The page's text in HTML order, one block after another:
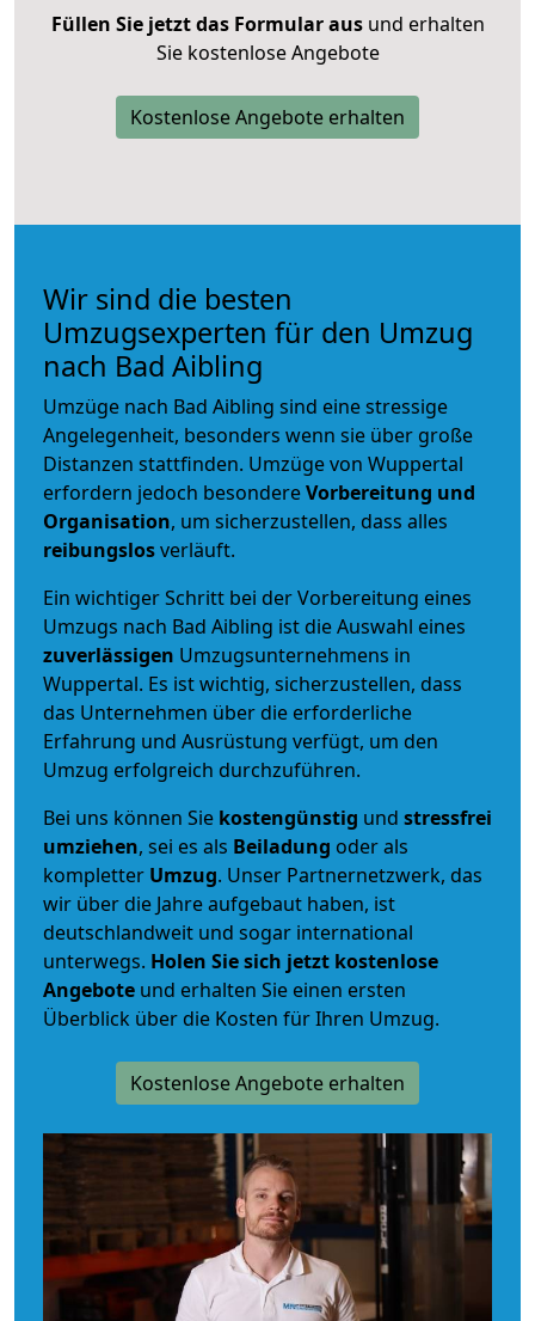
Füllen Sie jetzt das Formular ausund erhalten
Sie kostenlose Angebote
Kostenlose Angebote erhalten
Wir sind die besten
Umzugsexperten für den Umzug
nach Bad Aibling
Umzüge nach Bad Aibling sind eine stressige
Angelegenheit, besonders wenn sie über große
Distanzen stattfinden. Umzüge von Wuppertal
erfordern jedoch besondereVorbereitung und
Organisation, um sicherzustellen, dass alles
reibungslosverläuft.
Ein wichtiger Schritt bei der Vorbereitung eines
Umzugs nach Bad Aibling ist die Auswahl eines
zuverlässigen Umzugsunternehmens in
Wuppertal. Es ist wichtig, sicherzustellen, dass
das Unternehmen über die erforderliche
Erfahrung und Ausrüstung verfügt, um den
Umzug erfolgreich durchzuführen.
Bei uns können Sie kostengünstig und stressfrei
umziehen, sei es als Beiladung oder als
kompletter Umzug. Unser Partnernetzwerk, das
wir über die Jahre aufgebaut haben, ist
deutschlandweit und sogar international
unterwegs. Holen Sie sich jetzt kostenlose
Angebote und erhalten Sie einen ersten
Überblick über die Kosten für Ihren Umzug.
Kostenlose Angebote erhalten